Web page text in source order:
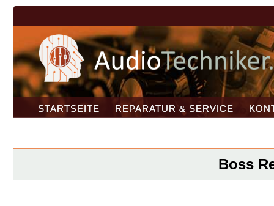
STARTSEITE REPARATUR & SERVICE
Boss